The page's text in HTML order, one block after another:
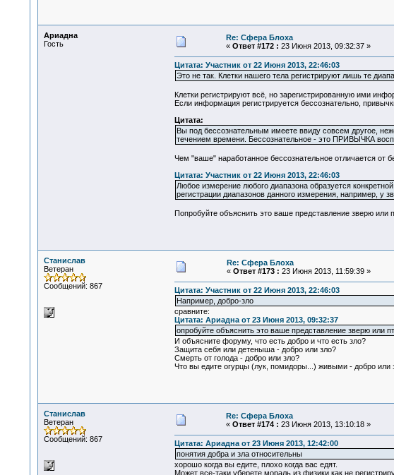
Ариадна
Гость
Re: Сфера Блоха
« Ответ #172 : 23 Июня 2013, 09:32:37 »
Цитата: Участник от 22 Июня 2013, 22:46:03
Это не так. Клетки нашего тела регистрируют лишь те
Клетки регистрируют всё, но зарегистрированную ими
Если информация регистрируется бессознательно,
Цитата:
Вы под бессознательным имеете ввиду совсем другое,
течением времени. Бессознательное - это ПРИВЫЧКА
Чем "ваше" наработанное бессознательное отличается от
Цитата: Участник от 22 Июня 2013, 22:46:03
Любое измерение любого диапазона образуется
регистрации диапазонов данного измерения, например, у
Попробуйте объяснить это ваше представление зверю
Станислав
Ветеран
Сообщений: 867
Re: Сфера Блоха
« Ответ #173 : 23 Июня 2013, 11:59:39 »
Цитата: Участник от 22 Июня 2013, 22:46:03
Например, добро-зло
сравните:
Цитата: Ариадна от 23 Июня 2013, 09:32:37
опробуйте объяснить это ваше представление зверю или
И объясните форуму, что есть добро и что есть зло?
Защита себя или детеныша - добро или зло?
Смерть от голода - добро или зло?
Что вы едите огурцы (лук, помидоры...) живыми - добро или
Станислав
Ветеран
Сообщений: 867
Re: Сфера Блоха
« Ответ #174 : 23 Июня 2013, 13:10:18 »
Цитата: Ариадна от 23 Июня 2013, 12:42:00
понятия добра и зла относительны
хорошо когда вы едите, плохо когда вас едят.
Может все-таки уберете мораль из физики как не